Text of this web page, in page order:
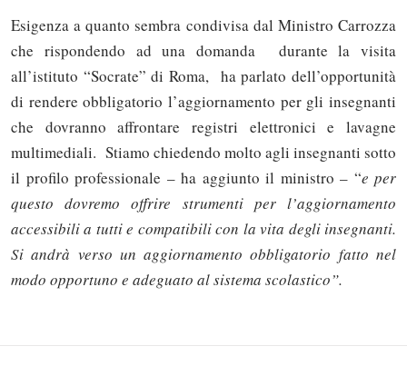
Esigenza a quanto sembra condivisa dal Ministro Carrozza
che rispondendo ad una domanda durante la visita
all’istituto “Socrate” di Roma, ha parlato dell’opportunità
di rendere obbligatorio l’aggiornamento per gli insegnanti
che dovranno affrontare registri elettronici e lavagne
multimediali. Stiamo chiedendo molto agli insegnanti sotto
il profilo professionale – ha aggiunto il ministro – “e per
questo dovremo offrire strumenti per l’aggiornamento
accessibili a tutti e compatibili con la vita degli insegnanti.
Si andrà verso un aggiornamento obbligatorio fatto nel
modo opportuno e adeguato al sistema scolastico”.
Solo gli utenti registrati possono
commentare!